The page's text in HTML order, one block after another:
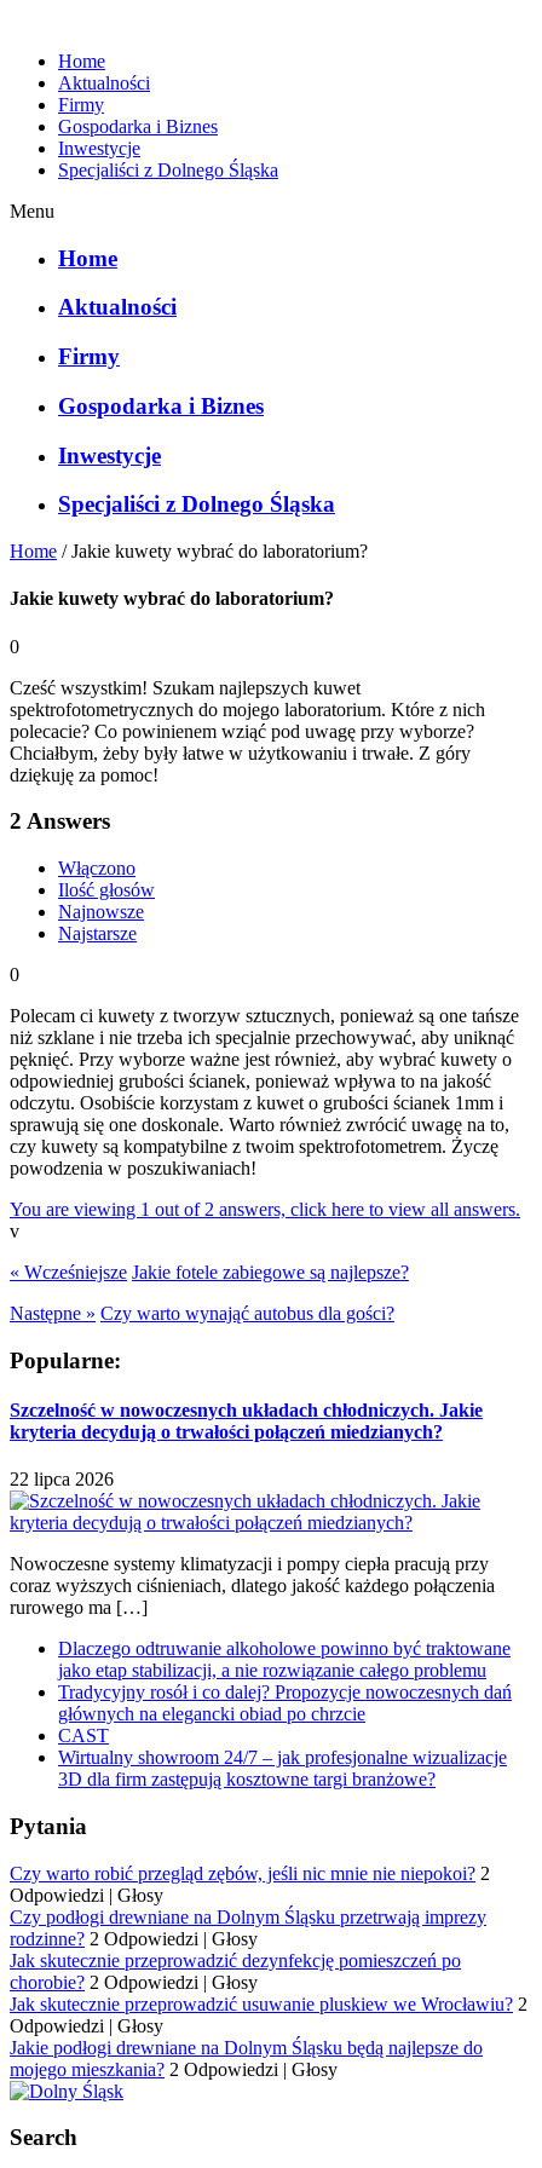
Home
Aktualności
Firmy
Gospodarka i Biznes
Inwestycje
Specjaliści z Dolnego Śląska
Menu
Home
Aktualności
Firmy
Gospodarka i Biznes
Inwestycje
Specjaliści z Dolnego Śląska
Home /Jakie kuwety wybrać do laboratorium?
Jakie kuwety wybrać do laboratorium?
0
Cześć wszystkim! Szukam najlepszych kuwet
spektrofotometrycznych do mojego laboratorium. Które z nich
polecacie? Co powinienem wziąć pod uwagę przy wyborze?
Chciałbym, żeby były łatwe w użytkowaniu i trwałe. Z góry
dziękuję za pomoc!
2 Answers
Włączono
Ilość głosów
Najnowsze
Najstarsze
0
Polecam ci kuwety z tworzyw sztucznych, ponieważ są one tańsze
niż szklane i nie trzeba ich specjalnie przechowywać, aby uniknąć
pęknięć. Przy wyborze ważne jest również, aby wybrać kuwety o
odpowiedniej grubości ścianek, ponieważ wpływa to na jakość
odczytu. Osobiście korzystam z kuwet o grubości ścianek 1mm i
sprawują się one doskonale. Warto również zwrócić uwagę na to,
czy kuwety są kompatybilne z twoim spektrofotometrem. Życzę
powodzenia w poszukiwaniach!
You are viewing 1 out of 2 answers, click here to view all answers.
v
« Wcześniejsze Jakie fotele zabiegowe są najlepsze?
Następne » Czy warto wynająć autobus dla gości?
Popularne:
Szczelność w nowoczesnych układach chłodniczych. Jakie
kryteria decydują o trwałości połączeń miedzianych?
22 lipca 2026
Nowoczesne systemy klimatyzacji i pompy ciepła pracują przy
coraz wyższych ciśnieniach, dlatego jakość każdego połączenia
rurowego ma […]
Dlaczego odtruwanie alkoholowe powinno być traktowane
jako etap stabilizacji, a nie rozwiązanie całego problemu
Tradycyjny rosół i co dalej? Propozycje nowoczesnych dań
głównych na elegancki obiad po chrzcie
CAST
Wirtualny showroom 24/7 – jak profesjonalne wizualizacje
3D dla firm zastępują kosztowne targi branżowe?
Pytania
Czy warto robić przegląd zębów, jeśli nic mnie nie niepokoi? 2
Odpowiedzi | Głosy
Czy podłogi drewniane na Dolnym Śląsku przetrwają imprezy
rodzinne? 2 Odpowiedzi | Głosy
Jak skutecznie przeprowadzić dezynfekcję pomieszczeń po
chorobie? 2 Odpowiedzi | Głosy
Jak skutecznie przeprowadzić usuwanie pluskiew we Wrocławiu? 2
Odpowiedzi | Głosy
Jakie podłogi drewniane na Dolnym Śląsku będą najlepsze do
mojego mieszkania? 2 Odpowiedzi | Głosy
Search